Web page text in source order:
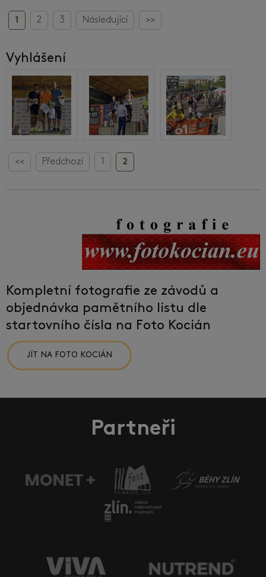
1 2 3 Následující >>
Vyhlášení
<< Předchozí 1 2
Kompletní fotografie ze závodů a
objednávka pamětního listu dle
startovního čísla na Foto Kocián
JÍT NA FOTO KOCIÁN
Partneři